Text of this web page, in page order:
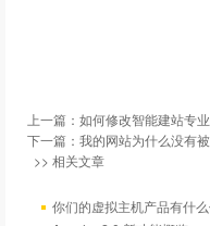
上一篇： 如何修改智能建站专
下一篇： 我的网站为什么没有
>> 相关文章
你们的虚拟主机产品有什